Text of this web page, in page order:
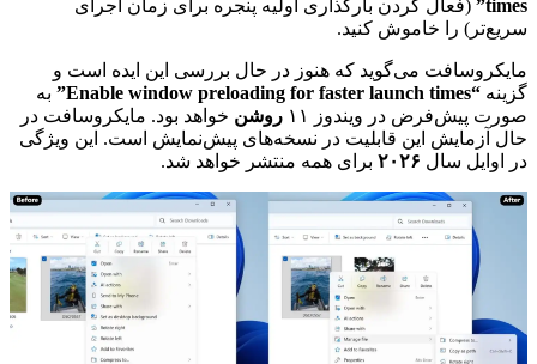
times”
(فعال کردن بارگذاری اولیه پنجره برای زمان اجرای
سریع‌تر) را خاموش کنید.
مایکروسافت می‌گوید که هنوز در حال بررسی این ایده است و
گزینه “Enable window preloading for faster launch times”
به
صورت پیش‌فرض در ویندوز ۱۱
روشن خواهد بود. مایکروسافت در
حال آزمایش این قابلیت در نسخه‌های پیش‌نمایش است. این ویژگی
در اوایل سال ۲۰۲۶ برای همه منتشر خواهد شد.